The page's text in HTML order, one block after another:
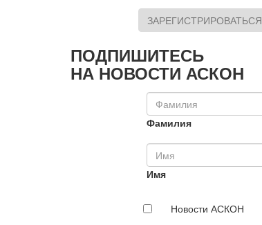
ЗАРЕГИСТРИРОВАТЬСЯ
ПОДПИШИТЕСЬ
НА НОВОСТИ АСКОН
Фамилия
Имя
Новости АСКОН